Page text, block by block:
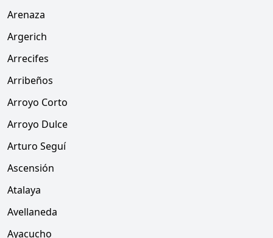
Arenaza
Argerich
Arrecifes
Arribeños
Arroyo Corto
Arroyo Dulce
Arturo Seguí
Ascensión
Atalaya
Avellaneda
Ayacucho